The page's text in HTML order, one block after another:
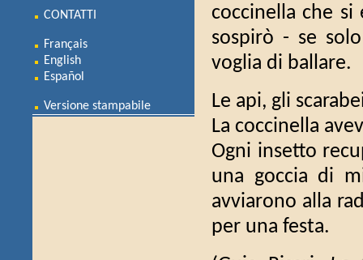
CONTATTI
Français
English
Español
Versione stampabile
coccinella che si
sospirò - se
voglia di ballare.
Le api, gli
La coccinella
Ogni insetto
una goccia di
avviarono alla
per una festa.